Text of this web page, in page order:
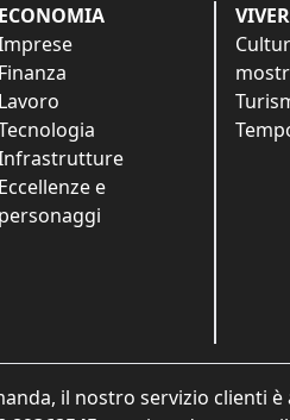
ECONOMIA
Finanza
Lavoro
Eccellenze e
personaggi
il nostro servizio clienti